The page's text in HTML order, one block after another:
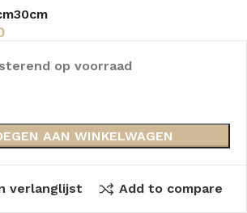
30cm
op voorraad
AAN WINKELWAGEN
verlanglijst Add to compare